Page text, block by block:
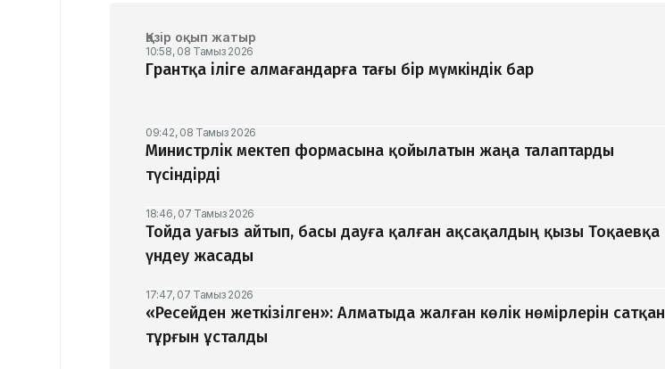
Қазір оқып жатыр
10:58, 08 Тамыз 2026
Грантқа іліге алмағандарға тағы бір мүмкіндік бар
09:42, 08 Тамыз 2026
Министрлік мектеп формасына қойылатын жаңа талаптарды
түсіндірді
18:46, 07 Тамыз 2026
Тойда уағыз айтып, басы дауға қалған ақсақалдың қызы Тоқаевқа
үндеу жасады
17:47, 07 Тамыз 2026
«Ресейден жеткізілген»: Алматыда жалған көлік нөмірлерін сатқан
тұрғын ұсталды